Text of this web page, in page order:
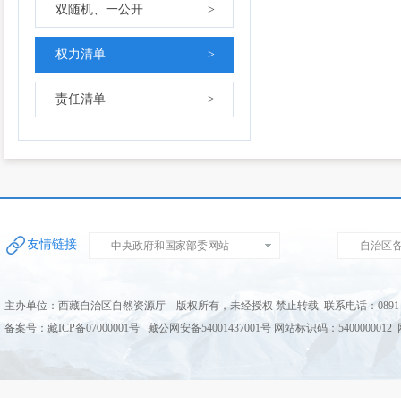
双随机、一公开 >
权力清单 >
责任清单 >
友情链接 中央政府和国家部委网站 自治区
主办单位：西藏自治区自然资源厅 版权所有，未经授权 禁止转载 联系电话：
备案号：藏ICP备07000001号 藏公网安备54001437001号 网站标识码：5400000012